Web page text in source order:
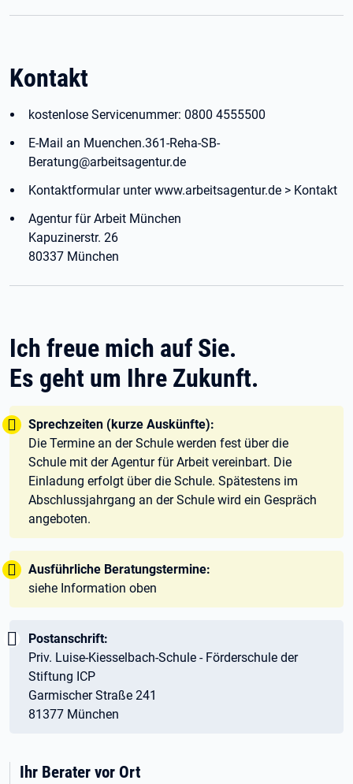
Kontakt
kostenlose Servicenummer: 0800 4555500
E-Mail an Muenchen.361-Reha-SB-
Beratung@arbeitsagentur.de
Kontaktformular unter www.arbeitsagentur.de > Kontakt
Agentur für Arbeit München
Kapuzinerstr. 26
80337 München
Ich freue mich auf Sie.
Es geht um Ihre Zukunft.
Tipp:
Sprechzeiten (kurze Auskünfte):
Die Termine an der Schule werden fest über die
Schule mit der Agentur für Arbeit vereinbart. Die
Einladung erfolgt über die Schule. Spätestens im
Abschlussjahrgang an der Schule wird ein Gespräch
angeboten.
Tipp:
Ausführliche Beratungstermine:
siehe Information oben
Wichtig:
Postanschrift:
Priv. Luise-Kiesselbach-Schule - Förderschule der
Stiftung ICP
Garmischer Straße 241
81377 München
Ihr Berater vor Ort